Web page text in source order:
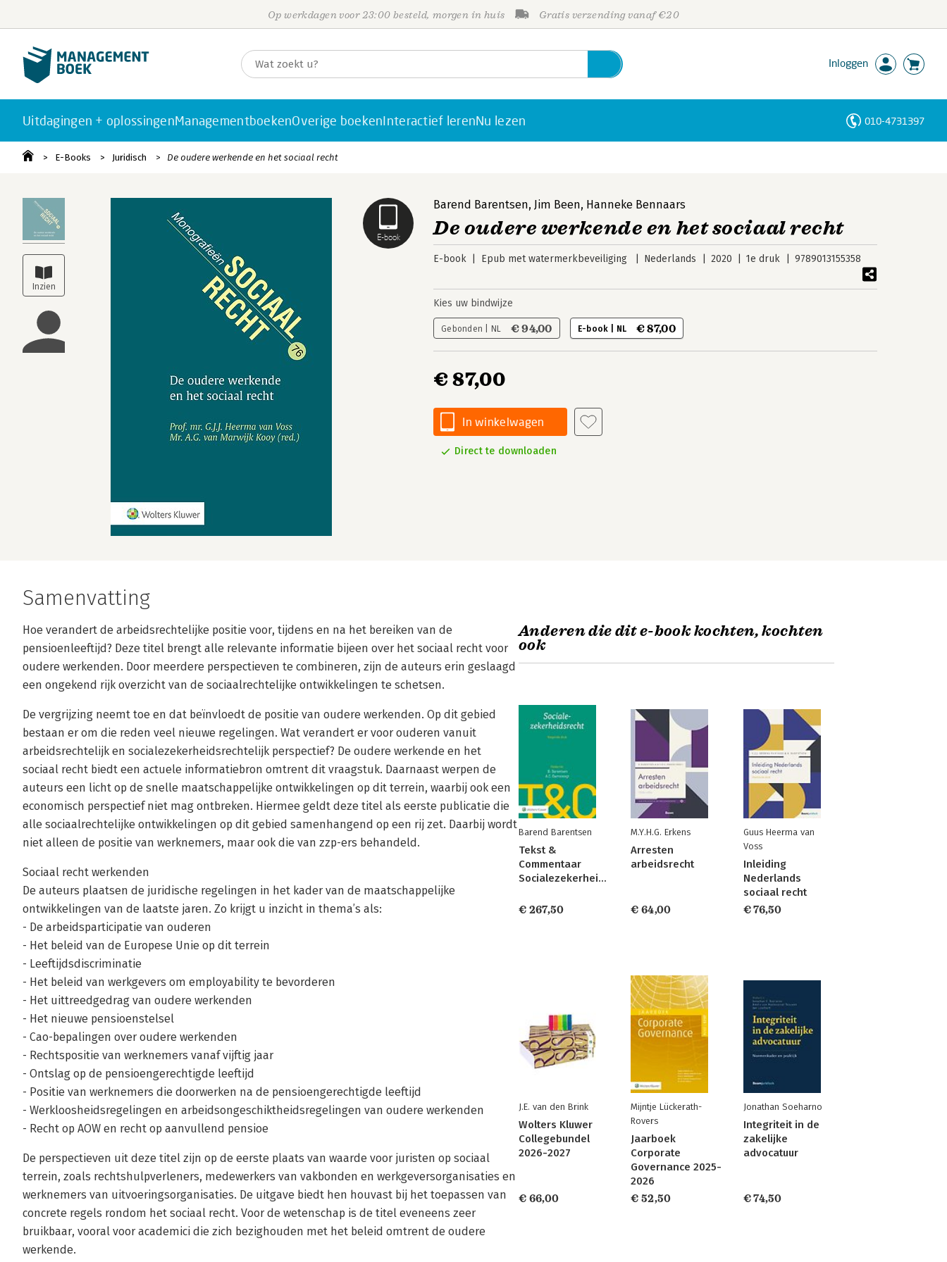
Op werkdagen voor 23:00 besteld, morgen in huis Gratis verzending vanaf €20
Inloggen
Uitdagingen + oplossingenManagementboekenOverige boekenInteractief lerenNu lezen 010-4731397
E-Books Juridisch De oudere werkende en het sociaal recht
E-book
Barend Barentsen, Jim Been, Hanneke Bennaars
De oudere werkende en het sociaal recht
E-book Epub met watermerkbeveiliging Nederlands 2020 1e druk 9789013155358
Kies uw bindwijze
Gebonden | NL € 94,00 E-book | NL € 87,00
€ 87,00
In winkelwagen
Direct te downloaden
Samenvatting
Hoe verandert de arbeidsrechtelijke positie voor, tijdens en na het bereiken van de
pensioenleeftijd? Deze titel brengt alle relevante informatie bijeen over het sociaal recht voor
oudere werkenden. Door meerdere perspectieven te combineren, zijn de auteurs erin geslaagd
een ongekend rijk overzicht van de sociaalrechtelijke ontwikkelingen te schetsen.
De vergrijzing neemt toe en dat beïnvloedt de positie van oudere werkenden. Op dit gebied
bestaan er om die reden veel nieuwe regelingen. Wat verandert er voor ouderen vanuit
arbeidsrechtelijk en socialezekerheidsrechtelijk perspectief? De oudere werkende en het
sociaal recht biedt een actuele informatiebron omtrent dit vraagstuk. Daarnaast werpen de
auteurs een licht op de snelle maatschappelijke ontwikkelingen op dit terrein, waarbij ook een
economisch perspectief niet mag ontbreken. Hiermee geldt deze titel als eerste publicatie die
alle sociaalrechtelijke ontwikkelingen op dit gebied samenhangend op een rij zet. Daarbij wordt
niet alleen de positie van werknemers, maar ook die van zzp-ers behandeld.
Sociaal recht werkenden
De auteurs plaatsen de juridische regelingen in het kader van de maatschappelijke
ontwikkelingen van de laatste jaren. Zo krijgt u inzicht in thema’s als:
- De arbeidsparticipatie van ouderen
- Het beleid van de Europese Unie op dit terrein
- Leeftijdsdiscriminatie
- Het beleid van werkgevers om employability te bevorderen
- Het uittreedgedrag van oudere werkenden
- Het nieuwe pensioenstelsel
- Cao-bepalingen over oudere werkenden
- Rechtspositie van werknemers vanaf vijftig jaar
- Ontslag op de pensioengerechtigde leeftijd
- Positie van werknemers die doorwerken na de pensioengerechtigde leeftijd
- Werkloosheidsregelingen en arbeidsongeschiktheidsregelingen van oudere werkenden
- Recht op AOW en recht op aanvullend pensioe
De perspectieven uit deze titel zijn op de eerste plaats van waarde voor juristen op sociaal
terrein, zoals rechtshulpverleners, medewerkers van vakbonden en werkgeversorganisaties en
werknemers van uitvoeringsorganisaties. De uitgave biedt hen houvast bij het toepassen van
concrete regels rondom het sociaal recht. Voor de wetenschap is de titel eveneens zeer
bruikbaar, vooral voor academici die zich bezighouden met het beleid omtrent de oudere
werkende.
Anderen die dit e-book kochten, kochten
ook
Barend Barentsen
Tekst &
Commentaar
Socialezekerheidsrecht
€ 267,50
M.Y.H.G. Erkens
Arresten
arbeidsrecht
€ 64,00
Guus Heerma van
Voss
Inleiding
Nederlands
sociaal recht
€ 76,50
J.E. van den Brink
Wolters Kluwer
Collegebundel
2026-2027
€ 66,00
Mijntje Lückerath-
Rovers
Jaarboek
Corporate
Governance 2025-
2026
€ 52,50
Jonathan Soeharno
Integriteit in de
zakelijke
advocatuur
€ 74,50
Personen